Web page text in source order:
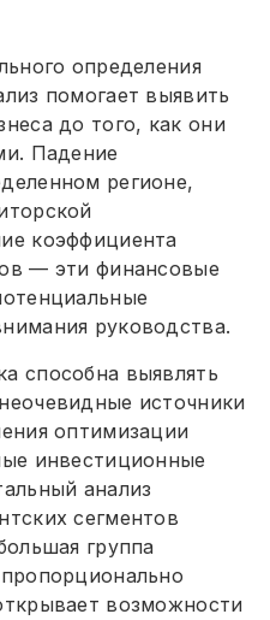
определения
помогает выявить
до того, как они
Падение
регионе,
коэффициента
— эти финансовые
руководства.
способна выявлять
источники
оптимизации
инвестиционные
анализ
сегментов
группа
возможности